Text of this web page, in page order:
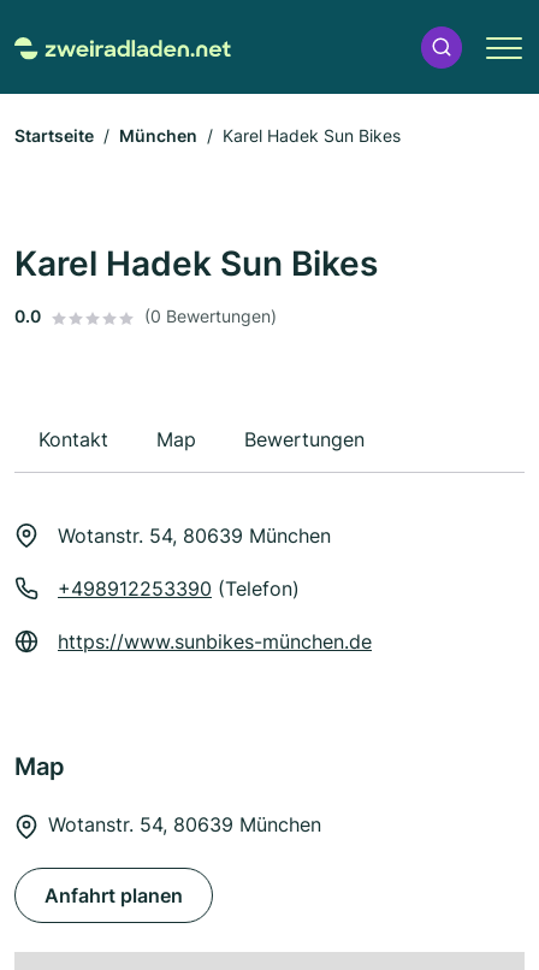
Startseite München Karel Hadek Sun Bikes
Karel Hadek Sun Bikes
0.0 (0 Bewertungen)
Kontakt Map Bewertungen
Wotanstr. 54, 80639 München
+498912253390 (Telefon)
https://www.sunbikes-münchen.de
Map
Wotanstr. 54, 80639 München
Anfahrt planen